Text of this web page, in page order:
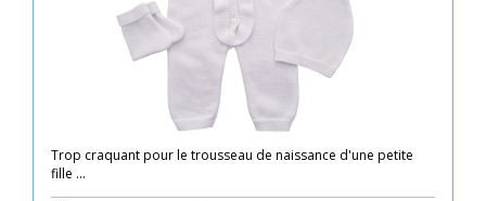
Trop craquant pour le trousseau de naissance d'une petite
fille ...